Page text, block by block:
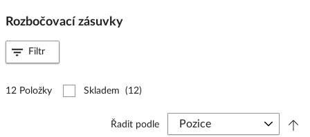
Rozbočovací zásuvky
12 Položky Skladem (12)
Řadit podle
Filtr